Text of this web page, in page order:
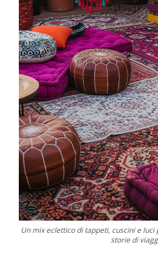
Un mix eclettico di tappeti, cuscini e
storie di